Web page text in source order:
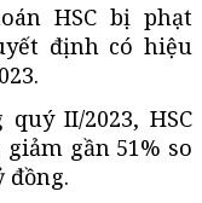
HSC bị phạt
định có hiệu
II/2023, HSC
gần 51% so
đồng.